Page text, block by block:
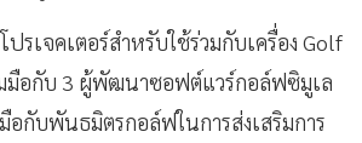
ปรเจคเตอร์สำหรับใช้ร่วมกับเครื่อง Golf
มือกับ 3 ผู้พัฒนาซอฟต์แวร์กอล์ฟซิมูเล
กับพันธมิตรกอล์ฟในการส่งเสริมการ